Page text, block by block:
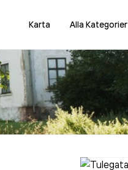
Karta Alla Kategorier